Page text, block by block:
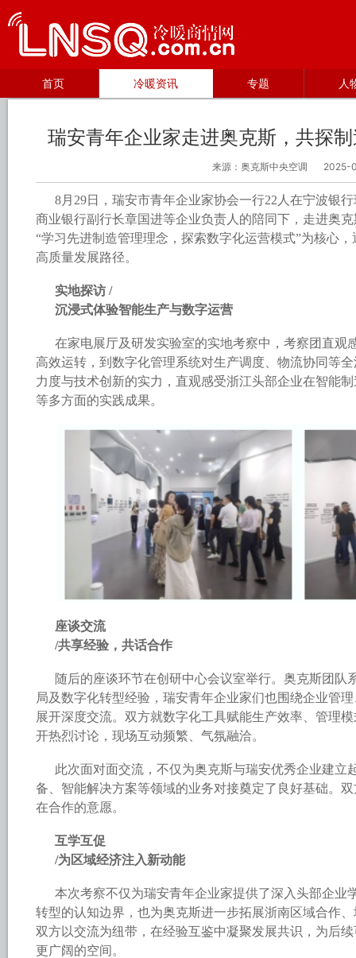
首页 冷暖资讯 专题 人
瑞安青年企业家走进奥克斯，共探
来源：奥克斯中央空调 2025-
8月29日，瑞安市青年企业家协会一行22人在宁波银
商业银行副行长章国进等企业负责人的陪同下，走进奥
“学习先进制造管理理念，探索数字化运营模式”为核心
高质量发展路径。
实地探访 /
沉浸式体验智能生产与数字运营
在家电展厅及研发实验室的实地考察中，考察团直观
高效运转，到数字化管理系统对生产调度、物流协同等
力度与技术创新的实力，直观感受浙江头部企业在智能
等多方面的实践成果。
座谈交流
/共享经验，共话合作
随后的座谈环节在创研中心会议室举行。奥克斯团队
局及数字化转型经验，瑞安青年企业家们也围绕企业管
展开深度交流。双方就数字化工具赋能生产效率、管理
开热烈讨论，现场互动频繁、气氛融洽。
此次面对面交流，不仅为奥克斯与瑞安优秀企业建立
备、智能解决方案等领域的业务对接奠定了良好基础。
在合作的意愿。
互学互促
/为区域经济注入新动能
本次考察不仅为瑞安青年企业家提供了深入头部企业
转型的认知边界，也为奥克斯进一步拓展浙南区域合作
双方以交流为纽带，在经验互鉴中凝聚发展共识，为后
更广阔的空间。